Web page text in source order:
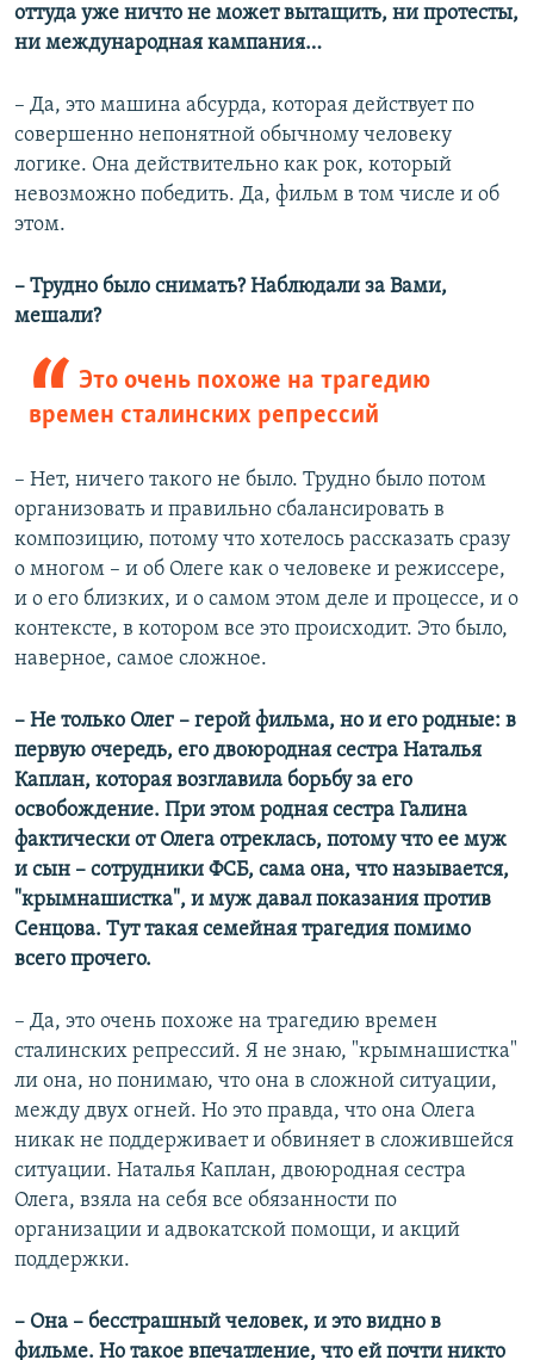
оттуда уже ничто не может вытащить, ни протесты,
ни международная кампания…
– Да, это машина абсурда, которая действует по
совершенно непонятной обычному человеку
логике. Она действительно как рок, который
невозможно победить. Да, фильм в том числе и об
этом.
– Трудно было снимать? Наблюдали за Вами,
мешали?
Это очень похоже на трагедию
времен сталинских репрессий
– Нет, ничего такого не было. Трудно было потом
организовать и правильно сбалансировать в
композицию, потому что хотелось рассказать сразу
о многом – и об Олеге как о человеке и режиссере,
и о его близких, и о самом этом деле и процессе, и о
контексте, в котором все это происходит. Это было,
наверное, самое сложное.
– Не только Олег – герой фильма, но и его родные: в
первую очередь, его двоюродная сестра Наталья
Каплан, которая возглавила борьбу за его
освобождение. При этом родная сестра Галина
фактически от Олега отреклась, потому что ее муж
и сын – сотрудники ФСБ, сама она, что называется,
"крымнашистка", и муж давал показания против
Сенцова. Тут такая семейная трагедия помимо
всего прочего.
– Да, это очень похоже на трагедию времен
сталинских репрессий. Я не знаю, "крымнашистка"
ли она, но понимаю, что она в сложной ситуации,
между двух огней. Но это правда, что она Олега
никак не поддерживает и обвиняет в сложившейся
ситуации. Наталья Каплан, двоюродная сестра
Олега, взяла на себя все обязанности по
организации и адвокатской помощи, и акций
поддержки.
– Она – бесстрашный человек, и это видно в
фильме. Но такое впечатление, что ей почти никто